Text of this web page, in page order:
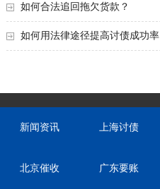
如何合法追回拖欠货款？
如何用法律途径提高讨债成功率
新闻资讯 上海讨债
北京催收 广东要账